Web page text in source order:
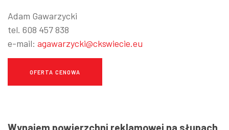
Adam Gawarzycki
tel. 608 457 838
e-mail: agawarzycki@ckswiecie.eu
OFERTA CENOWA
Wynajem powierzchni reklamowej na słupach